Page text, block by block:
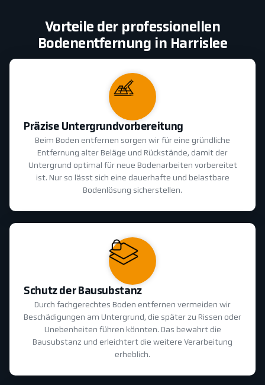
Vorteile der professionellen
Bodenentfernung in Harrislee
Präzise Untergrundvorbereitung
Beim Boden entfernen sorgen wir für eine gründliche
Entfernung alter Beläge und Rückstände, damit der
Untergrund optimal für neue Bodenarbeiten vorbereitet
ist. Nur so lässt sich eine dauerhafte und belastbare
Bodenlösung sicherstellen.
Schutz der Bausubstanz
Durch fachgerechtes Boden entfernen vermeiden wir
Beschädigungen am Untergrund, die später zu Rissen oder
Unebenheiten führen könnten. Das bewahrt die
Bausubstanz und erleichtert die weitere Verarbeitung
erheblich.